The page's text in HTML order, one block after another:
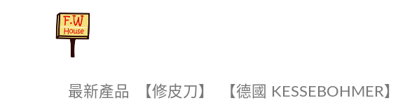
最新產品 【修皮刀】 【德國 KESSEBOHMER】